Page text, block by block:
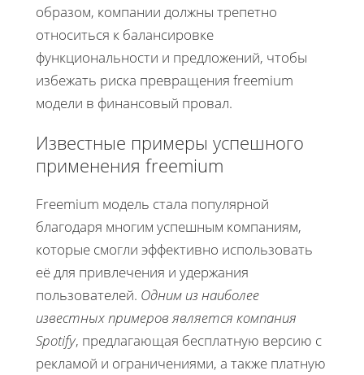
образом, компании должны трепетно
относиться к балансировке
функциональности и предложений, чтобы
избежать риска превращения freemium
модели в финансовый провал.
Известные примеры успешного
применения freemium
Freemium модель стала популярной
благодаря многим успешным компаниям,
которые смогли эффективно использовать
её для привлечения и удержания
пользователей. Одним из наиболее
известных примеров является компания
Spotify, предлагающая бесплатную версию с
рекламой и ограничениями, а также платную